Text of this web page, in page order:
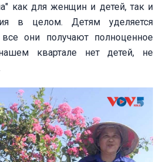
как для женщин и детей, так и
в целом. Детям уделяется
они получают полноценное
квартале нет детей, не